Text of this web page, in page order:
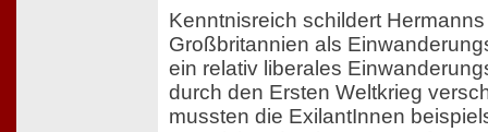
Kenntnisreich schildert
Großbritannien als
ein relativ liberales
durch den Ersten Weltkrieg
mussten die ExilantInnen